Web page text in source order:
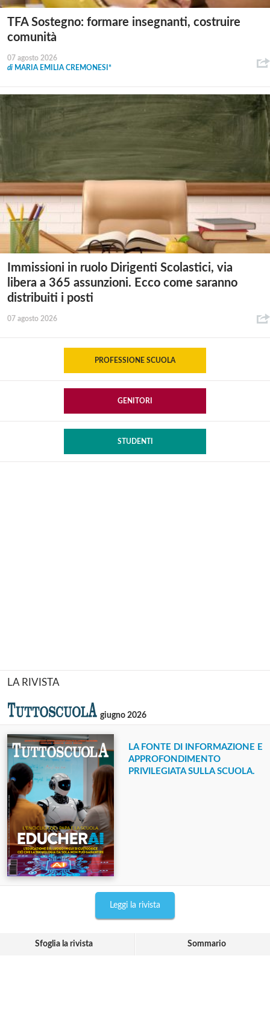
TFA Sostegno: formare insegnanti, costruire
comunità
07 agosto 2026
di MARIA EMILIA CREMONESI*
Immissioni in ruolo Dirigenti Scolastici, via
libera a 365 assunzioni. Ecco come saranno
distribuiti i posti
07 agosto 2026
PROFESSIONE SCUOLA
GENITORI
STUDENTI
LA RIVISTA
giugno 2026
LA FONTE DI INFORMAZIONE E
APPROFONDIMENTO
PRIVILEGIATA SULLA SCUOLA.
Leggi la rivista
Sfoglia la rivista Sommario